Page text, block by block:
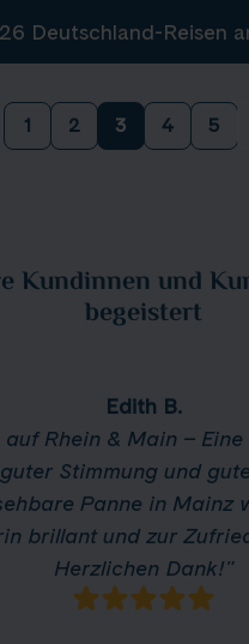
Deutschland-Reisen
1 2 3 4 5
Kundinnen und
begeistert
Edith B.
auf Rhein & Main –
Stimmung und
Panne in Mainz
brillant und zur
Herzlichen Dank!"